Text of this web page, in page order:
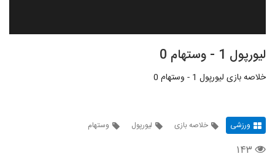
لیورپول 1 - وستهام 0
خلاصه بازی لیورپول 1 - وستهام 0
ورزشی خلاصه بازی لیورپول وستهام
۱۴۳